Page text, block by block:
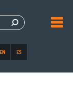
EN ES